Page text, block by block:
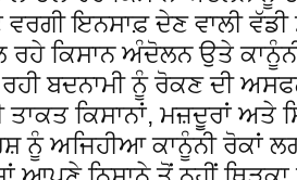
ਇਨਸਾਫ਼ ਦੇਣ ਵਾਲੀ ਵੱਡੀ
ਕਿਸਾਨ ਅੰਦੋਲਨ ਉਤੇ
ਬਦਨਾਮੀ ਨੂੰ ਰੋਕਣ ਦੀ
ਕਿਸਾਨਾਂ, ਮਜ਼ਦੂਰਾਂ ਅਤੇ
ਅਜਿਹੀਆ ਕਾਨੂੰਨੀ ਰੋਕਾਂ